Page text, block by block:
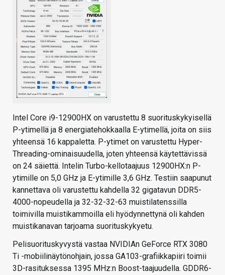
Intel Core i9-12900HX on varustettu 8 suorituskykyisellä
P-ytimellä ja 8 energiatehokkaalla E-ytimellä, joita on siis
yhteensä 16 kappaletta. P-ytimet on varustettu Hyper-
Threading-ominaisuudella, joten yhteensä käytettävissä
on 24 säiettä. Intelin Turbo-kellotaajuus 12900HX:n P-
ytimille on 5,0 GHz ja E-ytimille 3,6 GHz. Testiin saapunut
kannettava oli varustettu kahdella 32 gigatavun DDR5-
4000-nopeudella ja 32-32-32-63 muistilatenssilla
toimivilla muistikammoilla eli hyödynnettynä oli kahden
muistikanavan tarjoama suorituskykyetu.
Pelisuorituskyvystä vastaa NVIDIAn GeForce RTX 3080
Ti -mobiilinäytönohjain, jossa GA103-grafiikkapiiri toimii
3D-rasituksessa 1395 MHz:n Boost-taajuudella. GDDR6-